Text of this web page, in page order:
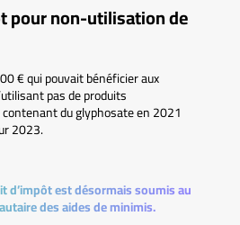
pour non-utilisation de
€ qui pouvait bénéficier aux
pas de produits
du glyphosate en 2021
2023.
d’impôt est désormais soumis au
des aides de minimis.